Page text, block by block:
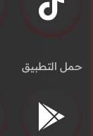
حمل التطبيق